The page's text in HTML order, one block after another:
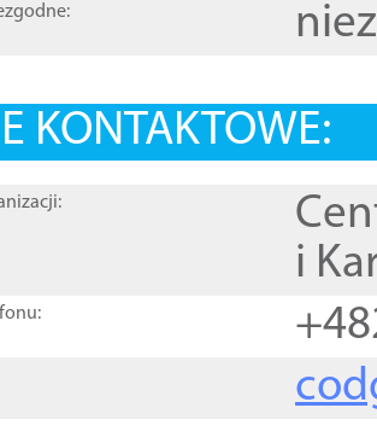
KONTAKTOWE:
i